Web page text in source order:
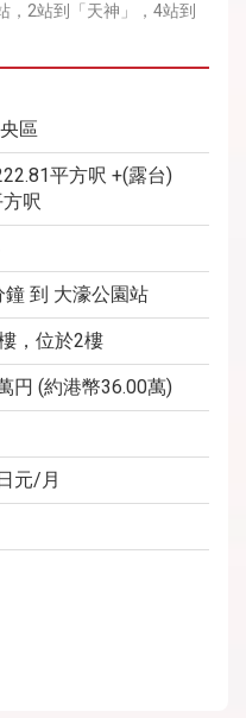
，2站到「天神」，4站到
區
平方呎 +(露台)
呎
鐘 到 大濠公園站
，位於2樓
円 (約港幣36.00萬)
元/月